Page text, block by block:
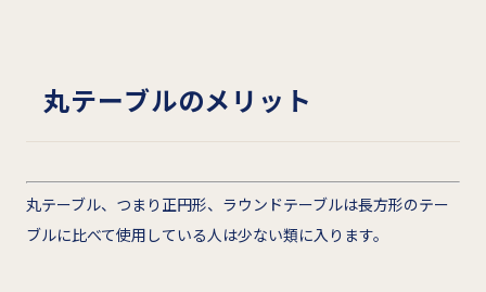
丸テーブルのメリット
丸テーブル、つまり正円形、ラウンドテーブルは長方形のテー
ブルに比べて使用している人は少ない類に入ります。